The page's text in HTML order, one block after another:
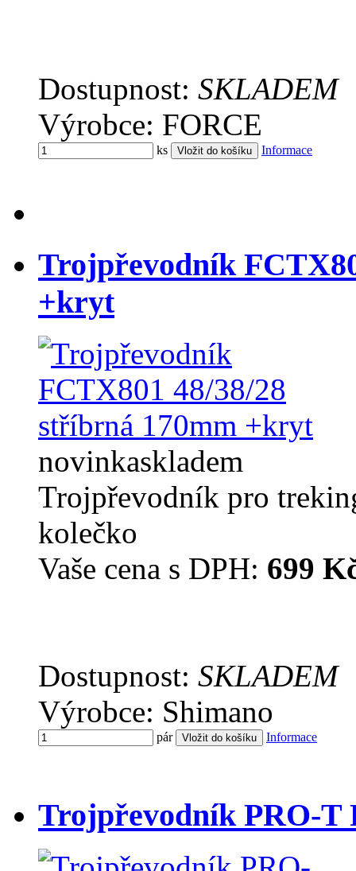
Dostupnost: SKLADEM
Výrobce: FORCE
ks Informace
Trojpřevodník
+kryt
novinkaskladem
Trojpřevodník pro
kolečko
Vaše cena s DPH: 699
Dostupnost: SKLADEM
Výrobce: Shimano
pár Informace
Trojpřevodník PRO-T